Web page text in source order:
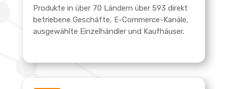
Produkte in über 70 Ländern über 593 direkt
betriebene Geschäfte, E-Commerce-Kanäle,
ausgewählte Einzelhändler und Kaufhäuser.